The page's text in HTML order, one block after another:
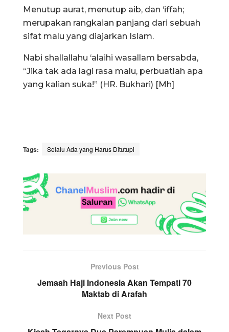
Menutup aurat, menutup aib, dan ‘iffah;
merupakan rangkaian panjang dari sebuah
sifat malu yang diajarkan Islam.
Nabi shallallahu ‘alaihi wasallam bersabda,
“Jika tak ada lagi rasa malu, perbuatlah apa
yang kalian suka!” (HR. Bukhari) [Mh]
Tags: Selalu Ada yang Harus Ditutupi
Previous Post
Jemaah Haji Indonesia Akan Tempati 70
Maktab di Arafah
Next Post